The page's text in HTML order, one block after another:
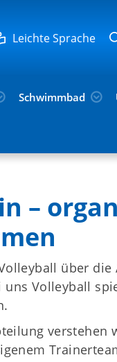
Leichte Sprache
Schwimmbad
–
über
Volleyball
verstehen